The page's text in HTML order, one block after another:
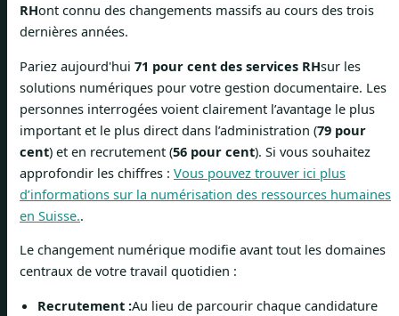
RHont connu des changements massifs au cours des trois
dernières années.
Pariez aujourd'hui 71 pour cent des services RHsur les
solutions numériques pour votre gestion documentaire. Les
personnes interrogées voient clairement l’avantage le plus
important et le plus direct dans l’administration (79 pour
cent) et en recrutement (56 pour cent). Si vous souhaitez
approfondir les chiffres : Vous pouvez trouver ici plus
d’informations sur la numérisation des ressources humaines
en Suisse..
Le changement numérique modifie avant tout les domaines
centraux de votre travail quotidien :
Recrutement :Au lieu de parcourir chaque candidature